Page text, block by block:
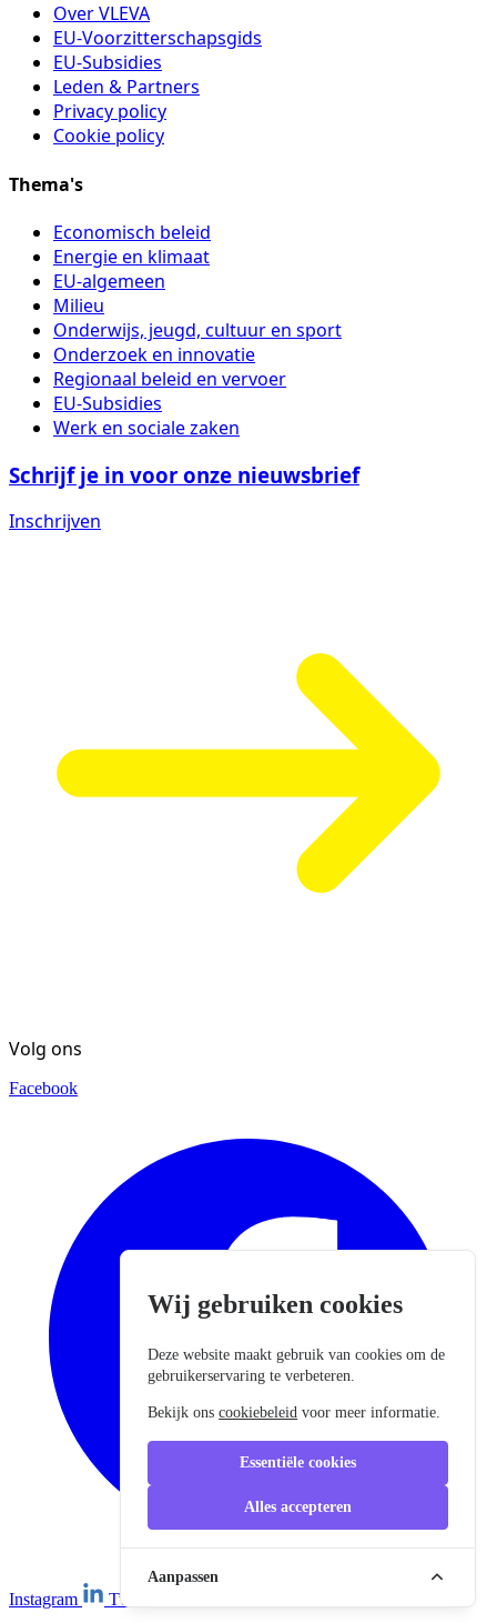
Over VLEVA
EU-Voorzitterschapsgids
EU-Subsidies
Leden & Partners
Privacy policy
Cookie policy
Thema's
Economisch beleid
Energie en klimaat
EU-algemeen
Milieu
Onderwijs, jeugd, cultuur en sport
Onderzoek en innovatie
Regionaal beleid en vervoer
EU-Subsidies
Werk en sociale zaken
Schrijf je in voor onze nieuwsbrief
Inschrijven
Volg ons
Facebook
Instagram Twitter
Wij gebruiken cookies
Deze website maakt gebruik van cookies om de
gebruikerservaring te verbeteren.
Bekijk onscookiebeleid voor meer informatie.
Essentiële cookies
Alles accepteren
Aanpassen